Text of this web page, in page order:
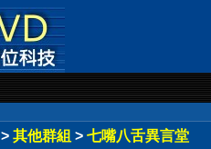
> 其他群組 > 七嘴八舌異言堂